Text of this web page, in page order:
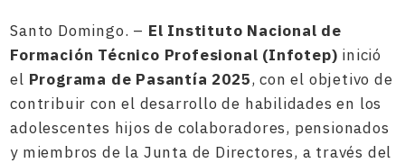
Santo Domingo. – El Instituto Nacional de
Formación Técnico Profesional (Infotep) inició
el Programa de Pasantía 2025, con el objetivo de
contribuir con el desarrollo de habilidades en los
adolescentes hijos de colaboradores, pensionados
y miembros de la Junta de Directores, a través del